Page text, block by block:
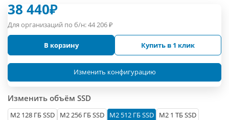
38 440₽
Для организаций по б/н:44 206₽
В корзину Купить в 1 клик
Изменить конфигурацию
Изменить объём SSD
М2 128 ГБ SSD M2 256 ГБ SSD M2 512 ГБ SSD
M2 1 ТБ SSD